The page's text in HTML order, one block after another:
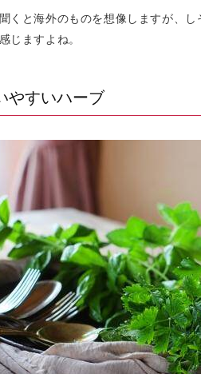
くと海外のものを想像しますが、
じますよね。
やすいハーブ